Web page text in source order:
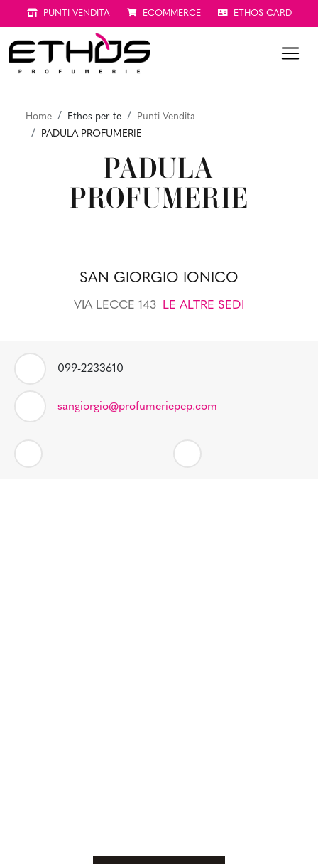
PUNTI VENDITA ECOMMERCE ETHOS CARD
Home Ethos per te
Punti Vendita
PADULA PROFUMERIE
PADULA
PROFUMERIE
SAN GIORGIO IONICO
VIA LECCE 143 LE ALTRE SEDI
099-2233610
sangiorgio@profumeriepep.com